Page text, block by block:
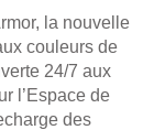
la nouvelle
couleurs de
24/7 aux
l’Espace de
des